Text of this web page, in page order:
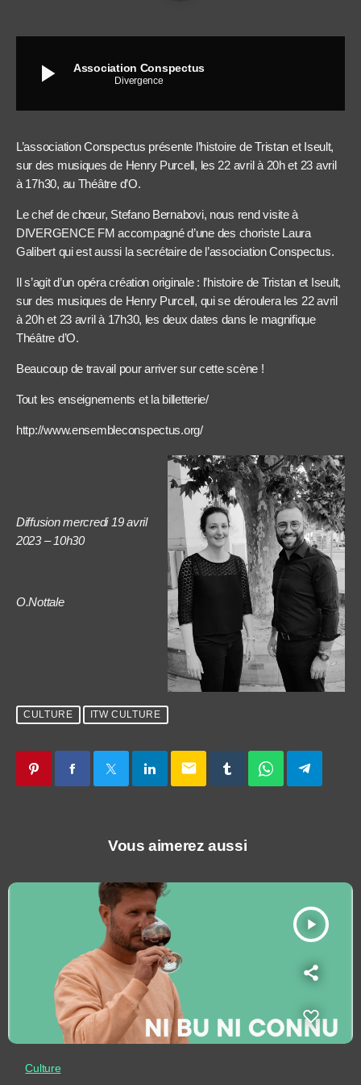
play_arrow Association Conspectus
Divergence
L’association Conspectus présente l’histoire de Tristan et Iseult,
sur des musiques de Henry Purcell, les 22 avril à 20h et 23 avril
à 17h30, au Théâtre d’O.
Le chef de chœur, Stefano Bernabovi, nous rend visite à
DIVERGENCE FM accompagné d’une des choriste Laura
Galibert qui est aussi la secrétaire de l’association Conspectus.
Il s’agit d’un opéra création originale : l’histoire de Tristan et Iseult,
sur des musiques de Henry Purcell, qui se déroulera les 22 avril
à 20h et 23 avril à 17h30, les deux dates dans le magnifique
Théâtre d’O.
Beaucoup de travail pour arriver sur cette scène !
Tout les enseignements et la billetterie/
http://www.ensembleconspectus.org/
Diffusion mercredi 19 avril
2023 – 10h30
O.Nottale
CULTURE ITW CULTURE
email
Vous aimerez aussi
play_arrow
Culture